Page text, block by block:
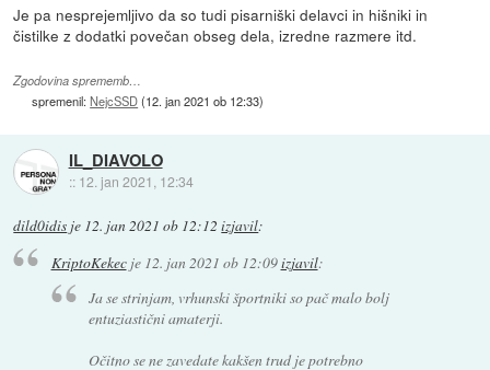
Je pa nesprejemljivo da so tudi pisarniški delavci in hišniki in
čistilke z dodatki povečan obseg dela, izredne razmere itd.
Zgodovina sprememb…
spremenil:NejcSSD(12. jan 2021 ob 12:33)
IL_DIAVOLO
:: 12. jan 2021, 12:34
dild0idis je 12. jan 2021 ob 12:12 izjavil:
KriptoKekecje 12. jan 2021 ob 12:09izjavil:
Ja se strinjam, vrhunski športniki so pač malo bolj
entuziastični amaterji.
Očitno se ne zavedate kakšen trud je potrebno